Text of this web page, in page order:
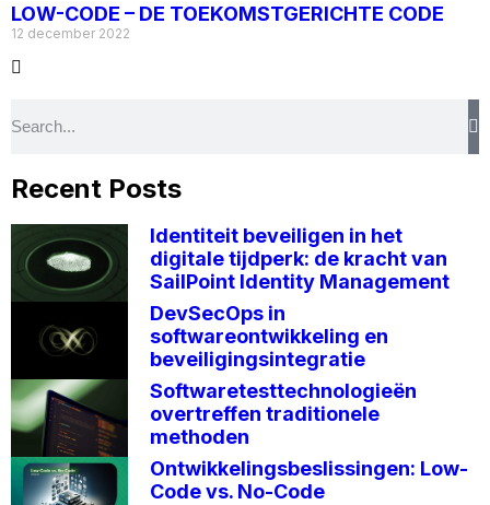
LOW-CODE – DE TOEKOMSTGERICHTE CODE
12 december 2022
Recent Posts
Identiteit beveiligen in het
digitale tijdperk: de kracht van
SailPoint Identity Management
DevSecOps in
softwareontwikkeling en
beveiligingsintegratie
Softwaretesttechnologieën
overtreffen traditionele
methoden
Ontwikkelingsbeslissingen: Low-
Code vs. No-Code